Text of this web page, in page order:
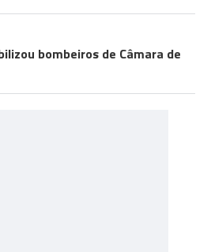
bombeiros de Câmara de